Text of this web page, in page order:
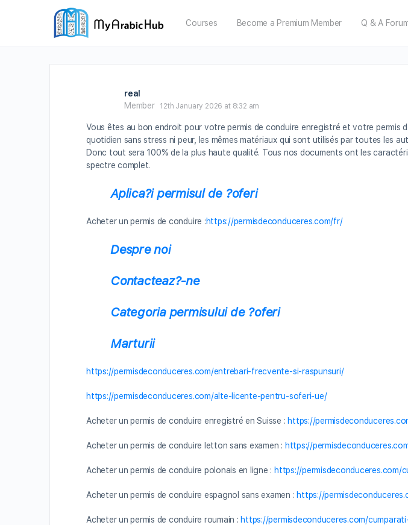
Courses Become a Premium Member Q & A
real
Member
12th January 2026 at 8:32 am
Vous êtes au bon endroit pour votre permis de conduire enregistré et votre permis
quotidien sans stress ni peur, les mêmes matériaux qui sont utilisés par toutes les
Donc tout sera 100% de la plus haute qualité. Tous nos documents ont les
spectre complet.
Aplica?i permisul de ?oferi
Acheter un permis de conduire :https://permisdeconduceres.com/fr/
Despre noi
Contacteaz?-ne
Categoria permisului de ?oferi
Marturii
https://permisdeconduceres.com/entrebari-frecvente-si-raspunsuri/
https://permisdeconduceres.com/alte-licente-pentru-soferi-ue/
Acheter un permis de conduire enregistré en Suisse : https://
Acheter un permis de conduire letton sans examen : https://
Acheter un permis de conduire polonais en ligne : https://permisdeconduceres.com/
Acheter un permis de conduire espagnol sans examen : https://
Acheter un permis de conduire roumain : https://permisdeconduceres.com/